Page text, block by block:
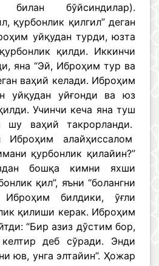
бўйсиндилар).
қурбонлик қилгил” деган
уйқудан турди, юзта
қилди. Иккинчи
яна “Эй, Иброҳим тур ва
ваҳий келади. Иброҳим
уйқудан уйғонди ва юз
Учинчи кеча яна туш
шу ваҳий такрорланди.
Иброҳим алайҳиссалом
қурбонлик қилайин?”
бошқа кимни яхши
қил”, яъни “болангни
Иброҳим билдики, ўғли
қилиши керак. Иброҳим
“Бир азиз дўстим бор,
деб сўради. Энди
юв, унга элтайин”. Ҳожар